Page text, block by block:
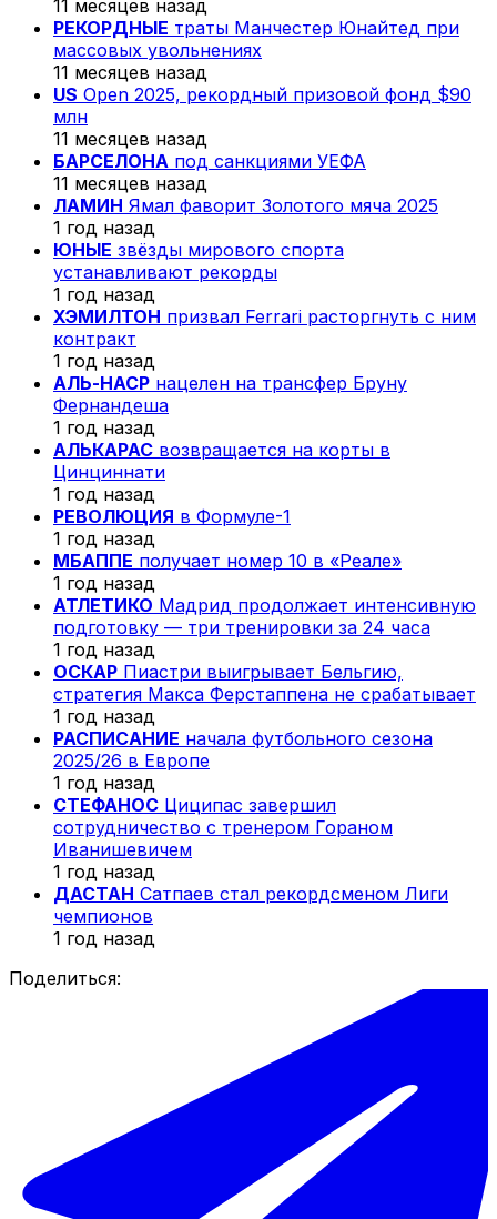
11 месяцев назад
РЕКОРДНЫЕ траты Манчестер Юнайтед при
массовых увольнениях
11 месяцев назад
US Open 2025, рекордный призовой фонд $90
млн
11 месяцев назад
БАРСЕЛОНА под санкциями УЕФА
11 месяцев назад
ЛАМИН Ямал фаворит Золотого мяча 2025
1 год назад
ЮНЫЕ звёзды мирового спорта
устанавливают рекорды
1 год назад
ХЭМИЛТОН призвал Ferrari расторгнуть с ним
контракт
1 год назад
АЛЬ-НАСР нацелен на трансфер Бруну
Фернандеша
1 год назад
АЛЬКАРАС возвращается на корты в
Цинциннати
1 год назад
РЕВОЛЮЦИЯ в Формуле-1
1 год назад
МБАППЕ получает номер 10 в «Реале»
1 год назад
АТЛЕТИКО Мадрид продолжает интенсивную
подготовку — три тренировки за 24 часа
1 год назад
ОСКАР Пиастри выигрывает Бельгию,
стратегия Макса Ферстаппена не срабатывает
1 год назад
РАСПИСАНИЕ начала футбольного сезона
2025/26 в Европе
1 год назад
СТЕФАНОС Циципас завершил
сотрудничество с тренером Гораном
Иванишевичем
1 год назад
ДАСТАН Сатпаев стал рекордсменом Лиги
чемпионов
1 год назад
Поделиться: